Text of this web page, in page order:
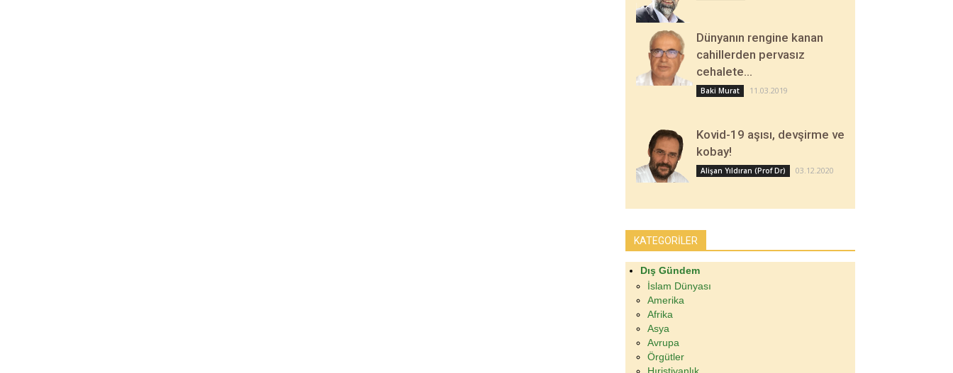
Dünyanın rengine kanan
cahillerden pervasız
cehalete…
Baki Murat 11.03.2019
Kovid-19 aşısı, devşirme ve
kobay!
Alişan Yıldıran (Prof Dr) 03.12.2020
KATEGORİLER
Dış Gündem
İslam Dünyası
Amerika
Afrika
Asya
Avrupa
Örgütler